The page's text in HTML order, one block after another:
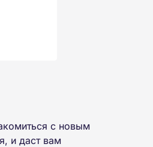
с новым
и даст вам